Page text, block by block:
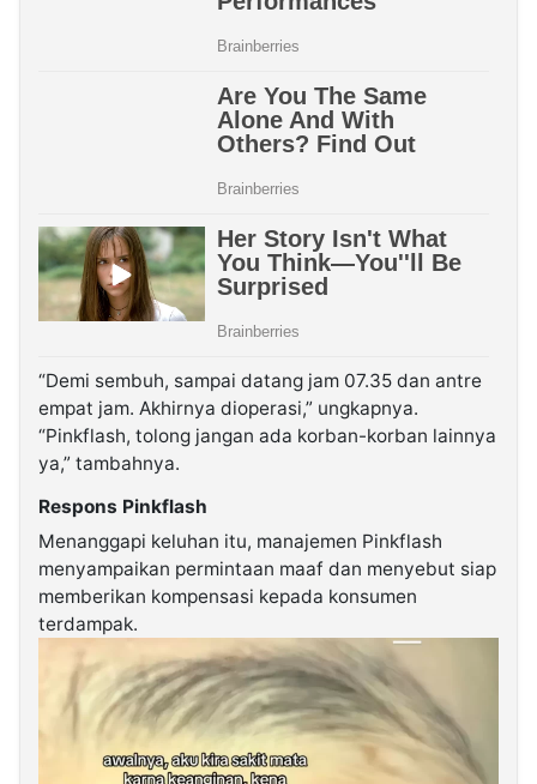
“Demi sembuh, sampai datang jam 07.35 dan antre
empat jam. Akhirnya dioperasi,” ungkapnya.
“Pinkflash, tolong jangan ada korban-korban lainnya
ya,” tambahnya.
Respons Pinkflash
Menanggapi keluhan itu, manajemen Pinkflash
menyampaikan permintaan maaf dan menyebut siap
memberikan kompensasi kepada konsumen
terdampak.